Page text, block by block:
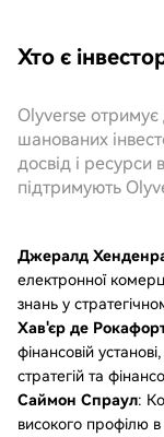
Хто є
Olyverse отримує
шанованих
досвід і ресурси
підтримують
Джералд
електронної
знань у
Хав'єр де
фінансовій
стратегій та
Саймон Спраул:
високого профілю в